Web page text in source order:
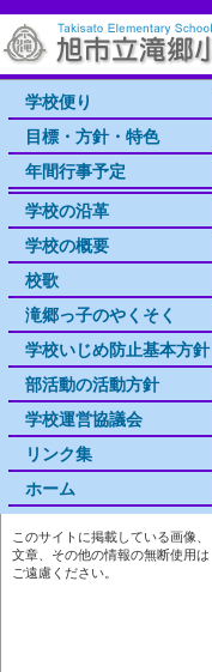
学校便り
目標・方針・特色
年間行事予定
学校の沿革
学校の概要
校歌
滝郷っ子のやくそく
学校いじめ防止基本方針
部活動の活動方針
学校運営協議会
リンク集
ホーム
このサイトに掲載している画像、
文章、その他の情報の無断使用は
ご遠慮ください。